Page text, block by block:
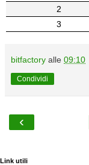
2
3
bitfactory alle 09:10
Condividi
‹
Link utili